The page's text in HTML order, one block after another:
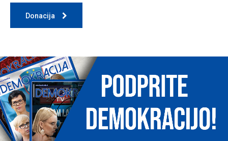
Donacija